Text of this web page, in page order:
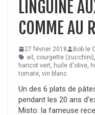
LINGUINE
COMME AU
27 février 2018
Bob le
ail
courgette (zucchini)
haricot vert
huile d'olive
tomate vin blanc
Un des 6 plats de
pendant les 20 ans
Misto: la fameuse